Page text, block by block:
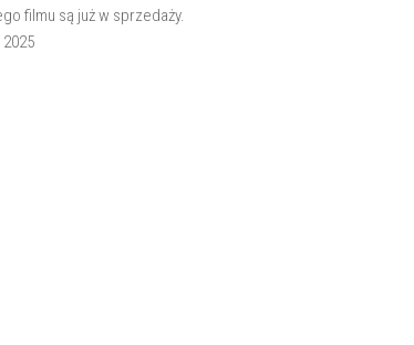
filmu są już w sprzedaży.